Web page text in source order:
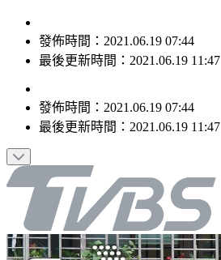
發佈時間：2021.06.19 07:44
最後更新時間：2021.06.19 11:47
發佈時間： 2021.06.19 07:44
最後更新時間： 2021.06.19 11:47